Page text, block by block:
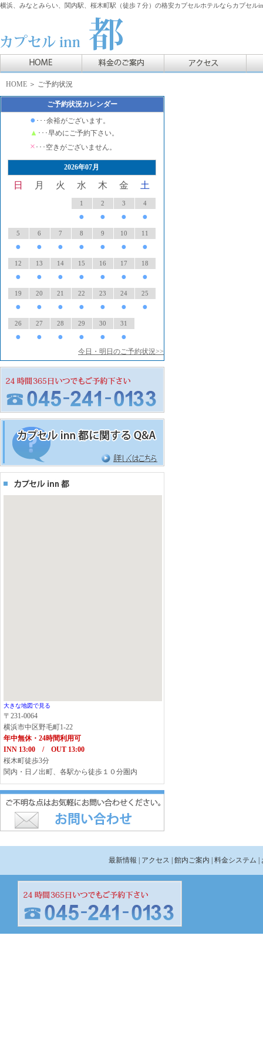
横浜、みなとみらい、関内駅、桜木町駅（徒歩７分）の格安カプセルホテルならカプセル
HOME ＞ ご予約状況
ご予約状況カレンダー
● ･･･余裕がございます。
▲ ･･･早めにご予約下さい。
× ･･･空きがございません。
2026年07月
日 月 火 水 木 金 土
1
●
2
●
3
●
4
●
5
●
6
●
7
●
8
●
9
●
10
●
11
●
12
●
13
●
14
●
15
●
16
●
17
●
18
●
19
●
20
●
21
●
22
●
23
●
24
●
25
●
26
●
27
●
28
●
29
●
30
●
31
●
今日・明日のご予約状況>>
大きな地図で見る
〒231-0064
横浜市中区野毛町1-22
年中無休・24時間利用可
INN 13:00 / OUT 13:00
桜木町徒歩3分
関内・日ノ出町、各駅から徒歩１０分圏内
最新情報 | アクセス | 館内ご案内 | 料金システム